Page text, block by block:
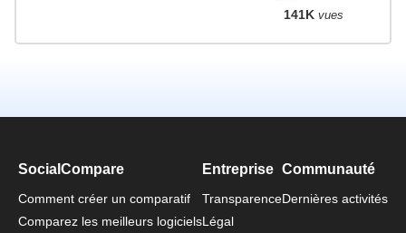
141K vues
SocialCompare
Comment créer un comparatif
Comparez les meilleurs logiciels
Entreprise
Transparence
Légal
Communauté
Dernières activités